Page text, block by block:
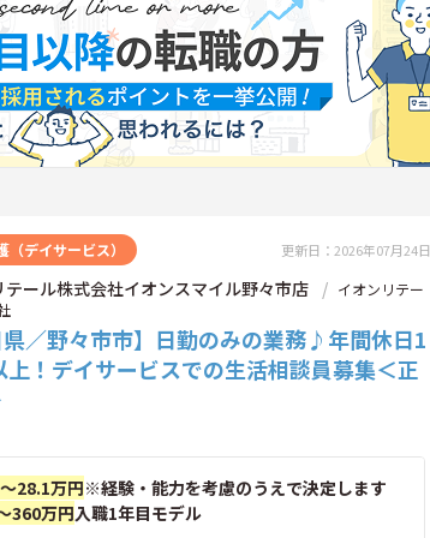
（デイサービス） 更新日：2026年07月24日
テール株式会社イオンスマイル野々市店
イオンリテー
／野々市市】日勤のみの業務♪年間休日1
！デイサービスでの生活相談員募集＜正
28.1万円※経験・能力を考慮のうえで決定します
360万円入職1年目モデル